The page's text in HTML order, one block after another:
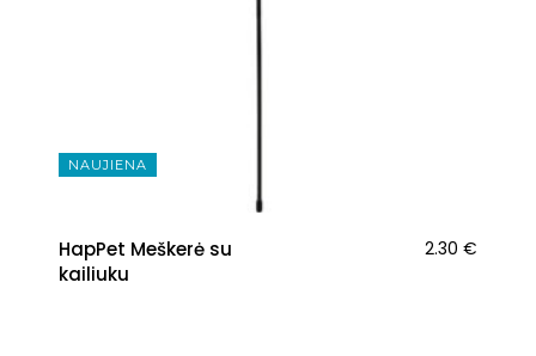
NAUJIENA
HapPet Meškerė su
kailiuku
2.30 €